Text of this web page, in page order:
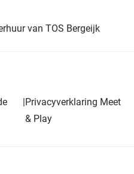
van TOS Bergeijk
|Privacyverklaring Meet
& Play